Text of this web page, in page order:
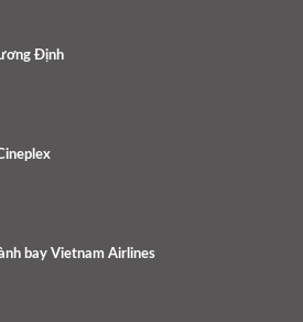
Định
bay Vietnam Airlines